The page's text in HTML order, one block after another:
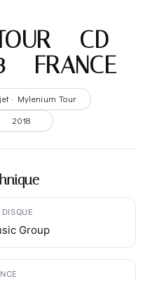
– CD
– FRANCE
· Mylenium Tour
2018
Group